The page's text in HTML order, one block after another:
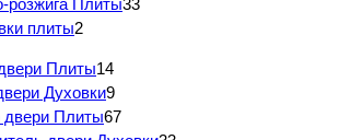
розжига Плиты33
плиты2
Плиты14
Духовки9
двери Плиты67